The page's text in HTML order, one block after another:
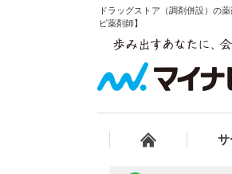
ドラッグストア（調剤併設）の
ビ薬剤師】
サ